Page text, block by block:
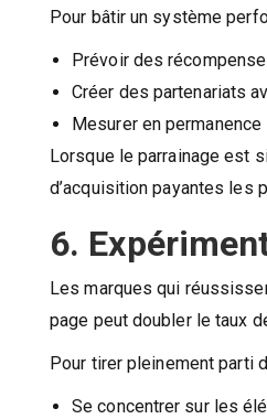
Pour bâtir un système
Prévoir des
Créer des partenariats
Mesurer en
Lorsque le parrainage est
d’acquisition payantes les
6.
Les marques qui
page peut doubler le taux
Pour tirer pleinement parti
Se concentrer sur les